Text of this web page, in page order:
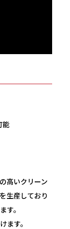
能
高いクリーン
生産しており
す。
ます。